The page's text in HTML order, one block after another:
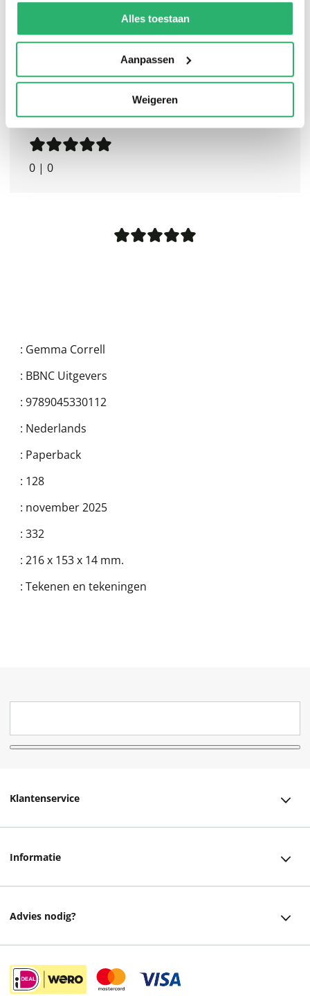
kunnen ontvangen en verwerken.
Alles toestaan
Aanpassen
Weigeren
0 | 0
: Gemma Correll
: BBNC Uitgevers
: 9789045330112
: Nederlands
: Paperback
: 128
: november 2025
: 332
: 216 x 153 x 14 mm.
: Tekenen en tekeningen
Klantenservice
Retourneren
Informatie
Advies nodig?
Instagram